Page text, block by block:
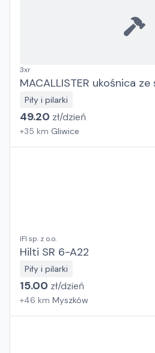
3xr
MACALLISTER ukośnica
Piły i pilarki
49.20 zł/dzień
+35 km Gliwice
IFI sp. z o.o.
Hilti SR 6-A22
Piły i pilarki
15.00 zł/dzień
+46 km Myszków